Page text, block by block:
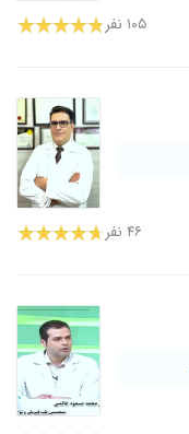
۱۰۵ نفر
۴۶ نفر